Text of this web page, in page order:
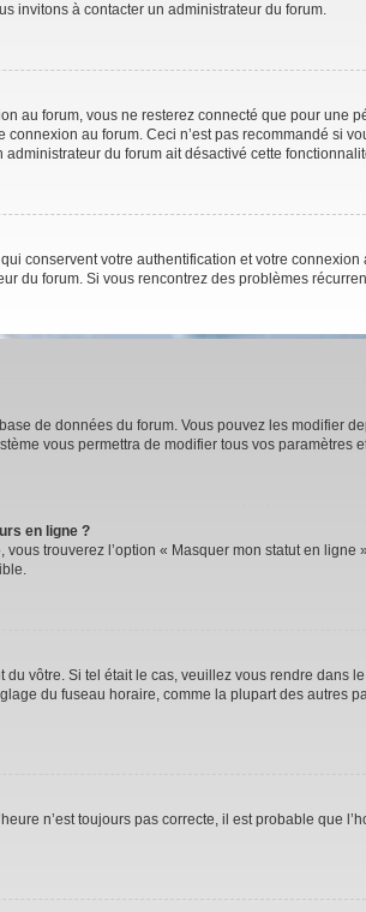
invitons à contacter un administrateur du forum.
au forum, vous ne resterez connecté que pour une
au forum. Ceci n’est pas recommandé si
administrateur du forum ait désactivé cette
conservent votre authentification et votre
du forum. Si vous rencontrez des problèmes
de données du forum. Vous pouvez les modifier
vous permettra de modifier tous vos paramètres
en ligne ?
trouverez l’option « Masquer mon statut en
du vôtre. Si tel était le cas, veuillez vous rendre
du fuseau horaire, comme la plupart des autres
n’est toujours pas correcte, il est probable que